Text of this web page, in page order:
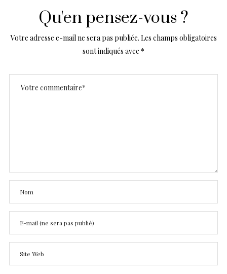
Qu'en pensez-vous ?
Votre adresse e-mail ne sera pas publiée. Les champs obligatoires
sont indiqués avec *